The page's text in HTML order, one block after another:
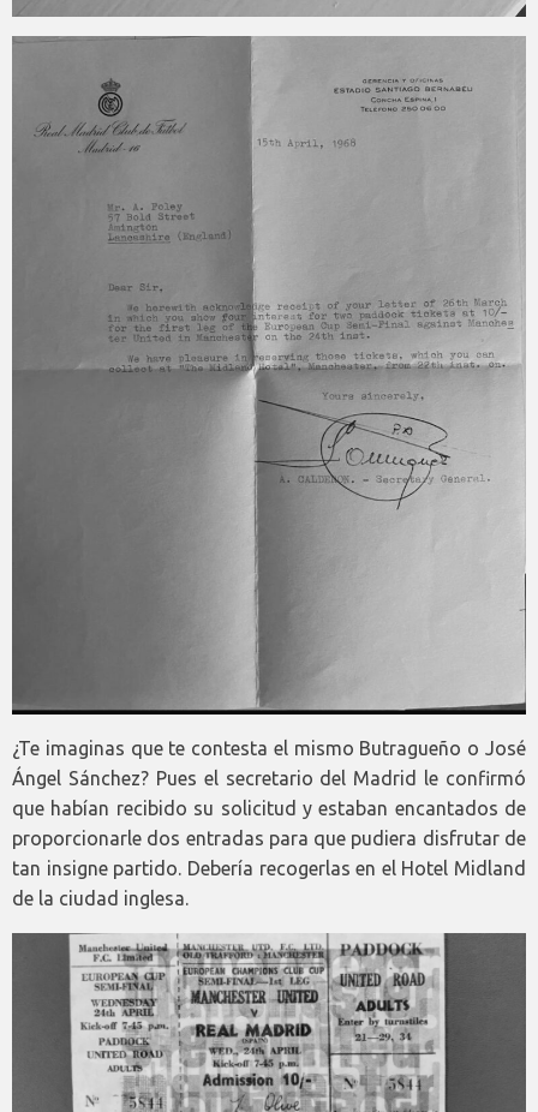
¿Te imaginas que te contesta el mismo Butragueño o José
Ángel Sánchez? Pues el secretario del Madrid le confirmó
que habían recibido su solicitud y estaban encantados de
proporcionarle dos entradas para que pudiera disfrutar de
tan insigne partido. Debería recogerlas en el Hotel Midland
de la ciudad inglesa.